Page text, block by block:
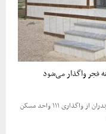
معاون مشارکت‌های مردمی و توانمندسازی بهزیستی مازندران از واگذاری ۱۱۱ واحد مسکن